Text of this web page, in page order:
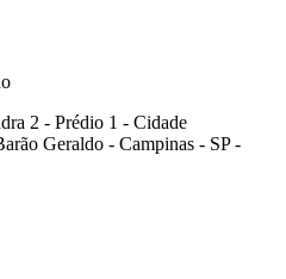
2 - Prédio 1 - Cidade
Geraldo - Campinas - SP -